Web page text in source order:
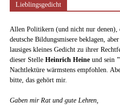
Lieblingsgedicht
Allen Politikern (und nicht nur denen),
deutsche Bildungsmisere beklagen,
lausiges kleines Gedicht zu ihrer
dieser Stelle Heinrich Heine und sein
Nachtlektüre wärmstens empfohlen.
bitte, das gehört mir.
Gaben mir Rat und gute Lehren,